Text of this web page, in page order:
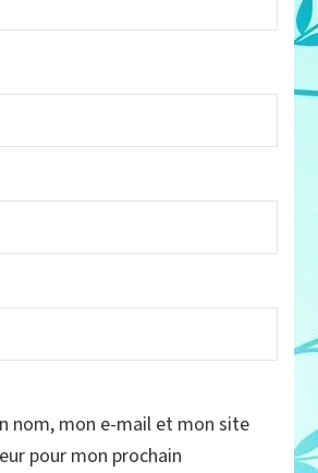
nom, mon e-mail et mon site
pour mon prochain